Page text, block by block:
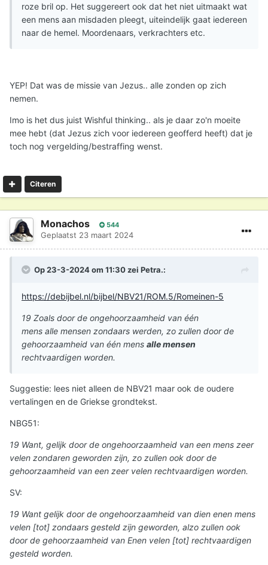
roze bril op. Het suggereert ook dat het niet uitmaakt wat
een mens aan misdaden pleegt, uiteindelijk gaat iedereen
naar de hemel. Moordenaars, verkrachters etc.
YEP! Dat was de missie van Jezus.. alle zonden op zich
nemen.
Imo is het dus juist Wishful thinking.. als je daar zo'n moeite
mee hebt (dat Jezus zich voor iedereen geofferd heeft) dat je
toch nog vergelding/bestraffing wenst.
Citeren
Monachos 544
Geplaatst 23 maart 2024
Op 23-3-2024 om 11:30 zei Petra.:
https://debijbel.nl/bijbel/NBV21/ROM.5/Romeinen-5
19 Zoals door de ongehoorzaamheid van één
mens alle mensen zondaars werden, zo zullen door de
gehoorzaamheid van één mens alle mensen
rechtvaardigen worden.
Suggestie: lees niet alleen de NBV21 maar ook de oudere
vertalingen en de Griekse grondtekst.
NBG51:
19 Want, gelijk door de ongehoorzaamheid van een mens zeer
velen zondaren geworden zijn, zo zullen ook door de
gehoorzaamheid van een zeer velen rechtvaardigen worden.
SV:
19 Want gelijk door de ongehoorzaamheid van dien enen mens
velen [tot] zondaars gesteld zijn geworden, alzo zullen ook
door de gehoorzaamheid van Enen velen [tot] rechtvaardigen
gesteld worden.